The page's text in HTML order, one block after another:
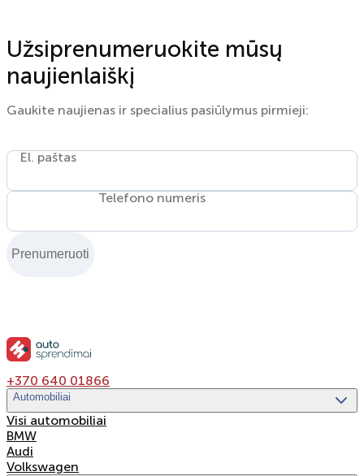
Užsiprenumeruokite mūsų
naujienlaiškį
Gaukite naujienas ir specialius pasiūlymus pirmieji:
El. paštas
Telefono numeris
Prenumeruoti
+370 640 01866
Automobiliai
Visi automobiliai
BMW
Audi
Volkswagen